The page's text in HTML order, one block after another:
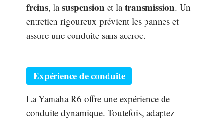
freins, lasuspension et latransmission. Un
entretien rigoureux prévient les pannes et
assure une conduite sans accroc.
Expérience de conduite
La Yamaha R6 offre une expérience de
conduite dynamique. Toutefois, adaptez